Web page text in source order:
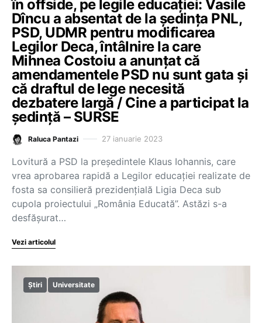
în offside, pe legile educației: Vasile
Dîncu a absentat de la ședința PNL,
PSD, UDMR pentru modificarea
Legilor Deca, întâlnire la care
Mihnea Costoiu a anunțat că
amendamentele PSD nu sunt gata și
că draftul de lege necesită
dezbatere largă / Cine a participat la
ședință – SURSE
Raluca Pantazi 27 ianuarie 2023
Lovitură a PSD la președintele Klaus Iohannis, care
vrea aprobarea rapidă a Legilor educației realizate de
fosta sa consilieră prezidențială Ligia Deca sub
cupola proiectului „România Educată”. Astăzi s-a
desfășurat…
Vezi articolul
Știri Universitate